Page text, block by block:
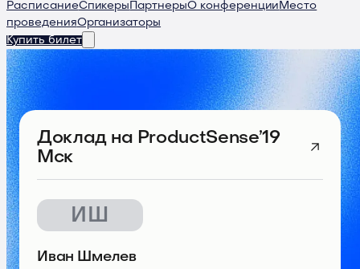
РасписаниеСпикеры ПартнерыО конференции Место
проведенияОрганизаторы
Купить билет
Доклад на ProductSense’19
Мск
ИШ
Иван Шмелев